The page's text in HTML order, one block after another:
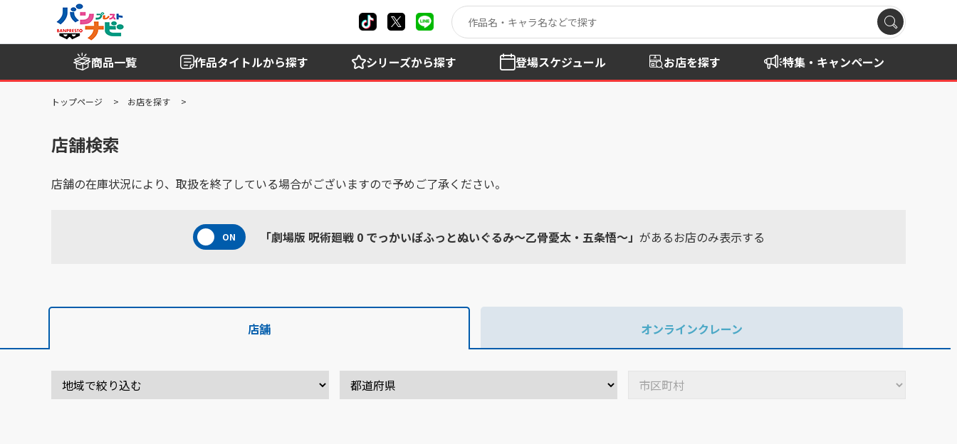
商品一覧 作品タイトルから探す シリーズから探す 登場スケジュール お店を探す 特集・キャンペーン
トップページ お店を探す
店舗検索
店舗の在庫状況により、取扱を終了している場合がございますので予めご了承ください。
「劇場版 呪術廻戦 0 でっかいぽふっとぬいぐるみ～乙骨憂太・五条悟～」 があるお店のみ表示する
店舗 オンラインクレーン